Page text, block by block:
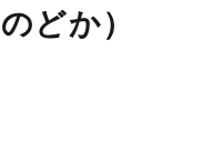
どか）